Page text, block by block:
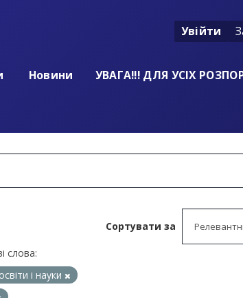
Увійти
Новини
УВАГА!!! ДЛЯ УСІХ
Сортувати за
слова:
і науки